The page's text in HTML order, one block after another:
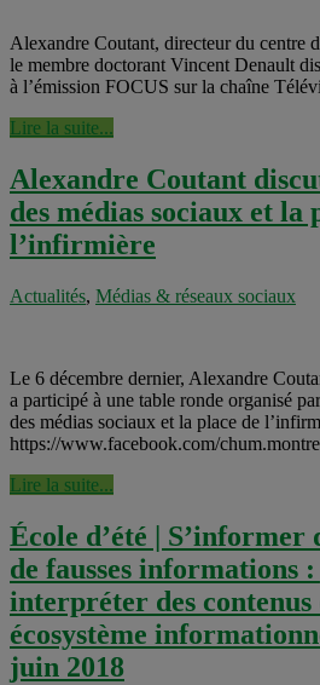
Alexandre Coutant, directeur du centre
le membre doctorant Vincent Denault
à l’émission FOCUS sur la chaîne
Lire la suite...
Alexandre Coutant
des médias sociaux et la
l’infirmière
Actualités, Médias & réseaux sociaux
Le 6 décembre dernier, Alexandre
a participé à une table ronde organisé
des médias sociaux et la place de
https://www.facebook.com/
Lire la suite...
École d’été | S’informer
de fausses informations
interpréter des contenus
écosystème
juin 2018